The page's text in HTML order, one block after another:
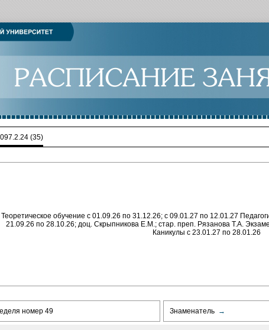
(35)
Теоретическое обучение с 01.09.26 по 31.12.26; с 09.01.27 по 12.01.27
21.09.26 по 28.10.26; доц. Скрыпникова Е.М.; стар. преп. Рязанова Т.А.
Каникулы с 23.01.27 по 28.01.26
номер 49 Знаменатель →